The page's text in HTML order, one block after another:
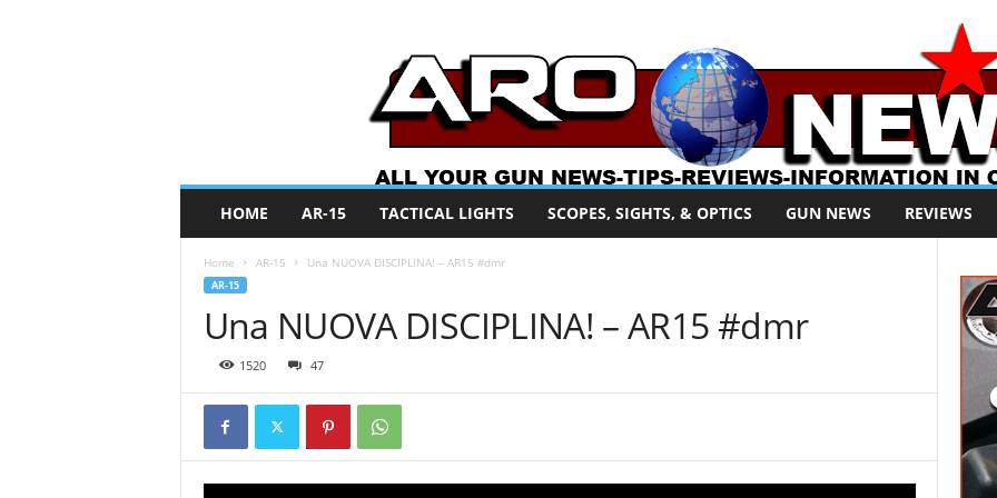
O
HOME AR-15 TACTICAL LIGHTS SCOPES, SIGHTS, & OPTICS GUN NEWS REVIEWS
Home AR-15 Una NUOVA DISCIPLINA! – AR15 #dmr
AR-15
Una NUOVA DISCIPLINA! – AR15 #dmr
1520 47